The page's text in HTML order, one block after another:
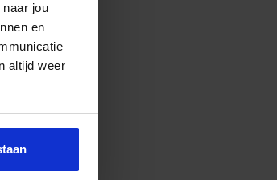
jou
en
altijd weer